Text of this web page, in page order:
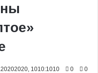
1010:1010 0 0